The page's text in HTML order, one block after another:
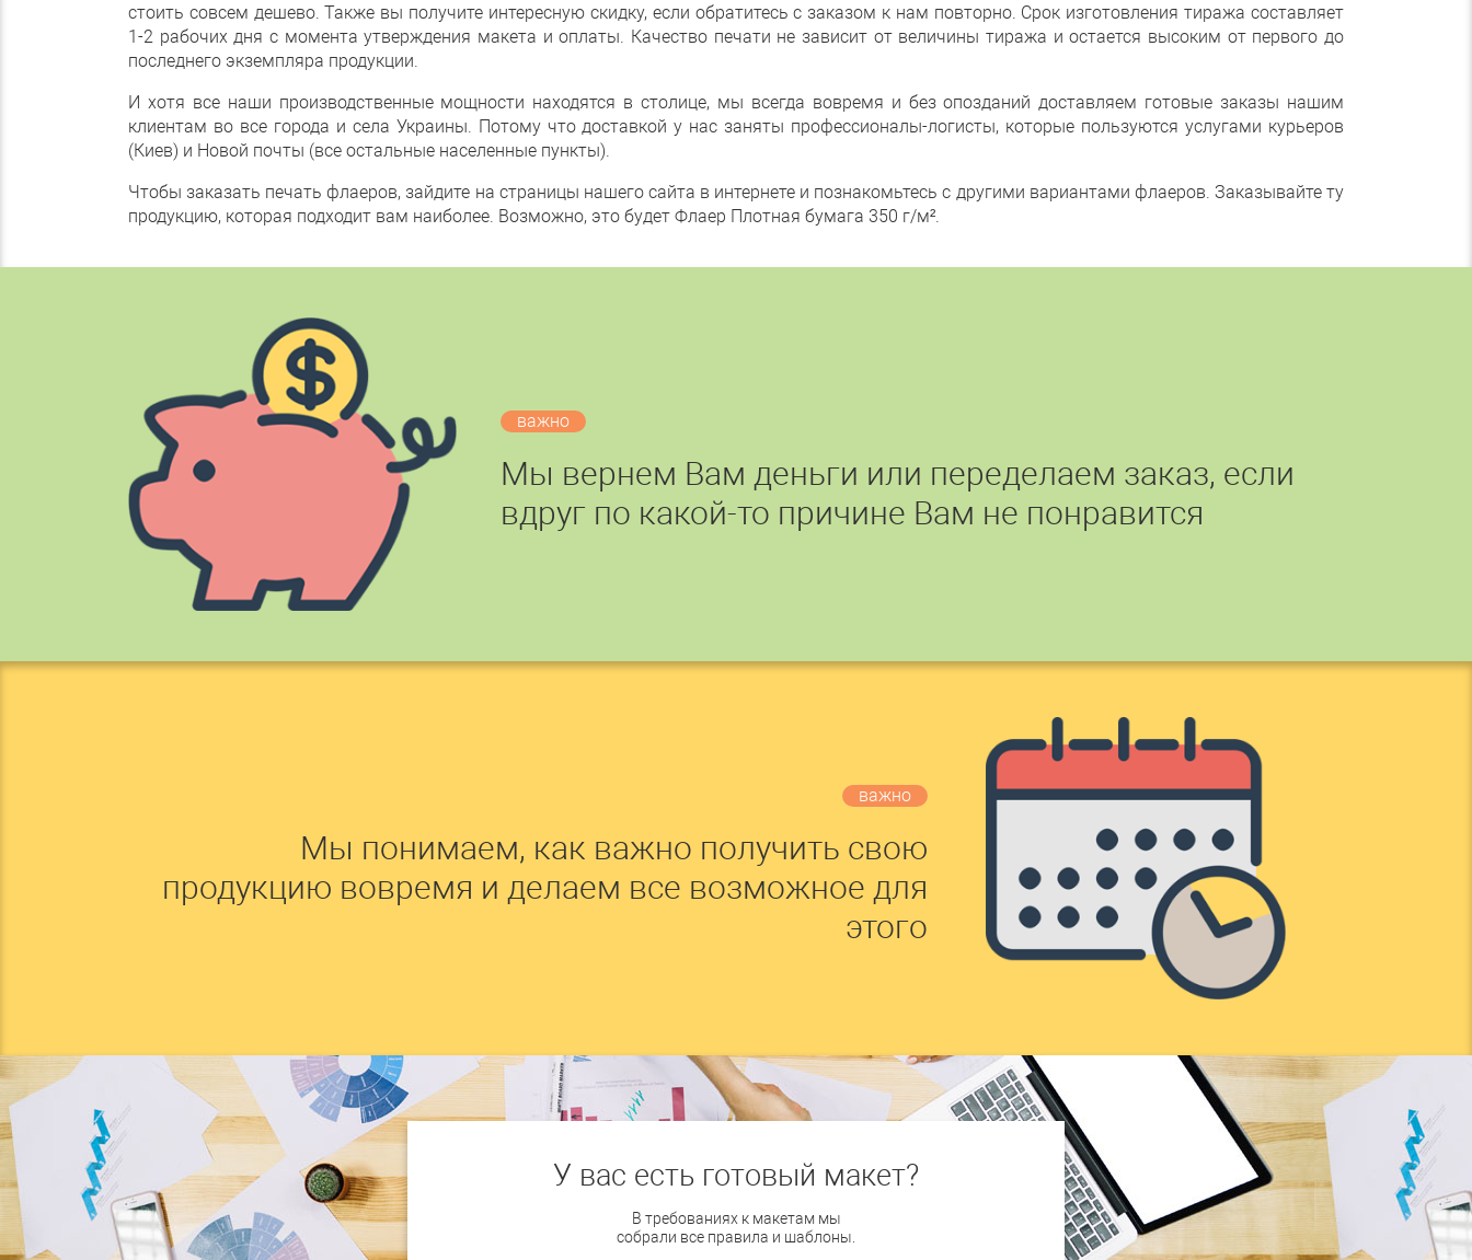
стоить совсем дешево. Также вы получите интересную скидку, если обратитесь с заказом к нам повторно. Срок изготовления тиража составляет
1-2 рабочих дня с момента утверждения макета и оплаты. Качество печати не зависит от величины тиража и остается высоким от первого до
последнего экземпляра продукции.
И хотя все наши производственные мощности находятся в столице, мы всегда вовремя и без опозданий доставляем готовые заказы нашим
клиентам во все города и села Украины. Потому что доставкой у нас заняты профессионалы-логисты, которые пользуются услугами курьеров
(Киев) и Новой почты (все остальные населенные пункты).
Чтобы заказать печать флаеров, зайдите на страницы нашего сайта в интернете и познакомьтесь с другими вариантами флаеров. Заказывайте ту
продукцию, которая подходит вам наиболее. Возможно, это будет Флаер Плотная бумага 350 г/м².
важно
Мы вернем Вам деньги или переделаем заказ, если
вдруг по какой-то причине Вам не понравится
важно
Мы понимаем, как важно получить свою
продукцию вовремя и делаем все возможное для
этого
У вас есть готовый макет?
В требованиях к макетам мы
собрали все правила и шаблоны.